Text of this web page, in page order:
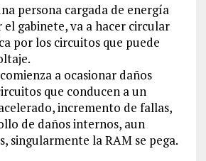
persona cargada de energía
gabinete, va a hacer circular
por los circuitos que puede
a ocasionar daños
que conducen a un
incremento de fallas,
de daños internos, aun
singularmente la RAM se pega.